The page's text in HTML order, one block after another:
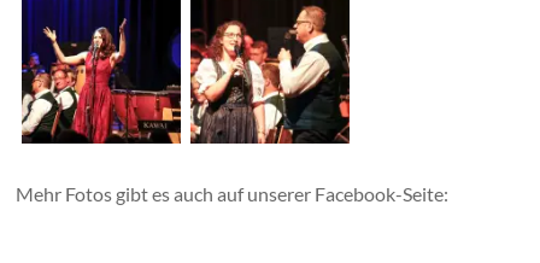
Mehr Fotos gibt es auch auf unserer Facebook-Seite: